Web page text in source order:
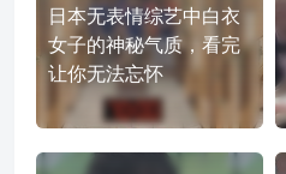
日本无表情综艺中白衣
女子的神秘气质，看完
让你无法忘怀